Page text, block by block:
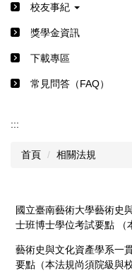
校友事紀
獎學金資訊
下載專區
常見問答（FAQ）
:::
首頁 相關法規
國立臺南藝術大學藝術史
士班博士學位考試要點 （
藝術史與文化資產學系一
要點（本法規尚須院級與